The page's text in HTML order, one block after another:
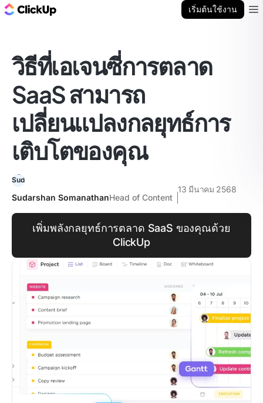
เริ่มต้นใช้งาน
วิธีที่เอเจนซี่การตลาด
SaaS สามารถ
เปลี่ยนแปลงกลยุทธ์การ
เติบโตของคุณ
Sudarshan SomanathanHead of Content
13 มีนาคม 2568
เพิ่มพลังกลยุทธ์การตลาด SaaS ของคุณด้วย
ClickUp